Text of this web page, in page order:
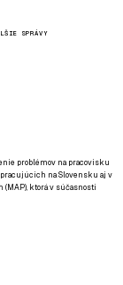
SPRÁVY
problémov na pracovisku
pracujúcich na Slovensku aj v
ktorá v súčasnosti